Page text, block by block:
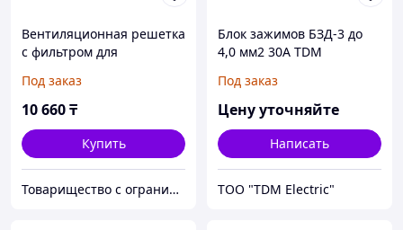
Вентиляционная решетка
с фильтром для
0110 (120 мм)
Под заказ
10 660₸
Купить
Товарищество с ограниченной ответственностью "Nabludenie.kz"
Блок зажимов БЗД-3 до
4,0 мм2 30A TDM
Под заказ
Цену уточняйте
Написать
ТОО "TDM Electric"